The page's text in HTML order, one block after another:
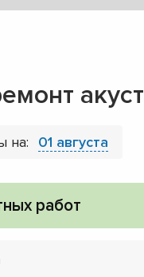
на: 01 августа
работ